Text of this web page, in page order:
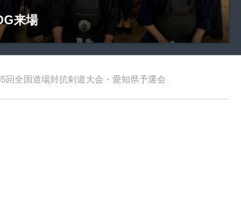
来場
場来場
出稽古
総合体育大会・地区予選
道場連盟研修会トーナメント戦
回全国道場対抗剣道大会・愛知県予選会